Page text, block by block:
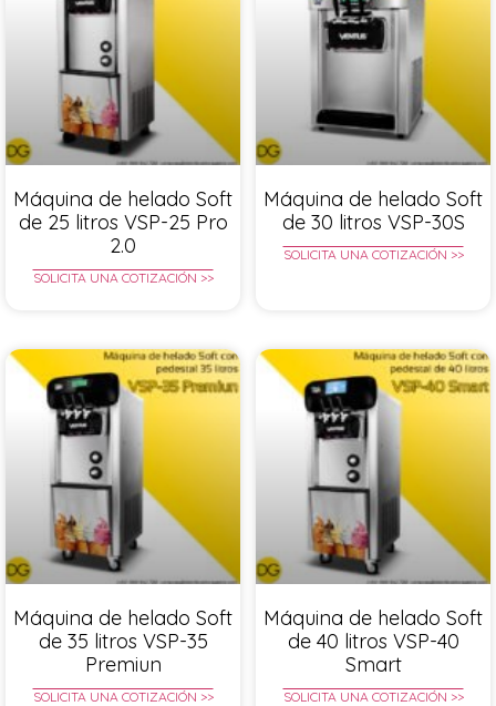
Máquina de helado Soft
de 25 litros VSP-25 Pro
2.0
SOLICITA UNA COTIZACIÓN >>
Máquina de helado Soft
de 30 litros VSP-30S
SOLICITA UNA COTIZACIÓN >>
Máquina de helado Soft
de 35 litros VSP-35
Premiun
SOLICITA UNA COTIZACIÓN >>
Máquina de helado Soft
de 40 litros VSP-40
Smart
SOLICITA UNA COTIZACIÓN >>